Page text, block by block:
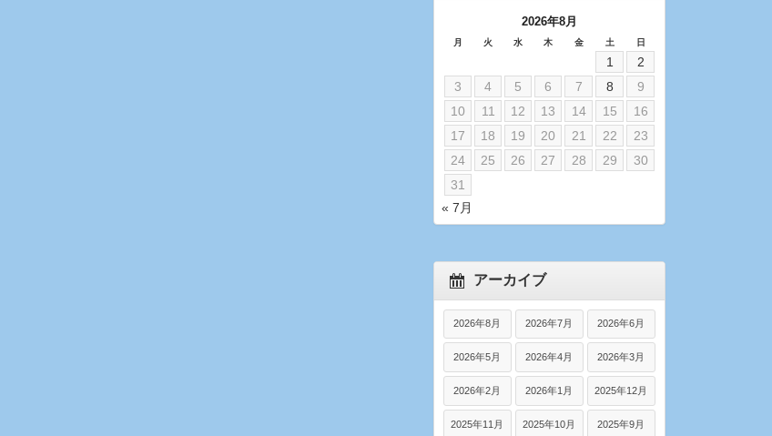
2026年8月
月 火 水 木 金 土 日
1
2
3
4 5 6 7 8
9
10
11 12 13 14 15
16
17
18 19 20 21 22
23
24
25 26 27 28 29
30
31
« 7月
アーカイブ
2026年8月 2026年7月 2026年6月
2026年5月 2026年4月 2026年3月
2026年2月 2026年1月 2025年12月
2025年11月 2025年10月 2025年9月